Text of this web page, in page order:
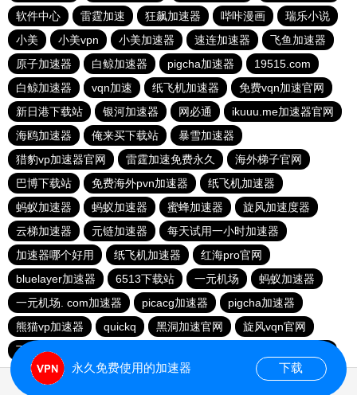
软件中心
雷霆加速 狂飙加速器 哔咔漫画
瑞乐小说
小美
小美vpn 小美加速器 速连加速器
飞鱼加速器
原子加速器
白鲸加速器 pigcha加速器
19515.com
白鲸加速器
vqn加速 纸飞机加速器
免费vqn加速官网
新日港下载站
银河加速器 网必通
ikuuu.me加速器官网
海鸥加速器
俺来买下载站
暴雪加速器
猎豹vp加速器官网
雷霆加速免费永久
海外梯子官网
巴博下载站
免费海外pvn加速器
纸飞机加速器
蚂蚁加速器
蚂蚁加速器 蜜蜂加速器
旋风加速度器
云梯加速器
元链加速器
每天试用一小时加速器
加速器哪个好用
纸飞机加速器
红海pro官网
bluelayer加速器
6513下载站 一元机场
蚂蚁加速器
一元机场. com加速器
picacg加速器
pigcha加速器
熊猫vp加速器
quickq 黑洞加速官网
旋风vqn官网
飞兔加速器
永久免费使用的加速器 下载